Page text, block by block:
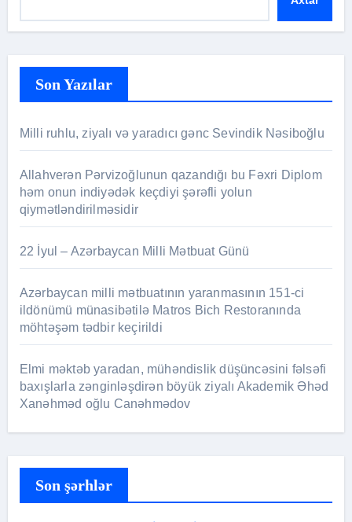
Son Yazılar
Milli ruhlu, ziyalı və yaradıcı gənc Sevindik Nəsiboğlu
Allahverən Pərvizoğlunun qazandığı bu Fəxri Diplom
həm onun indiyədək keçdiyi şərəfli yolun
qiymətləndirilməsidir
22 İyul – Azərbaycan Milli Mətbuat Günü
Azərbaycan milli mətbuatının yaranmasının 151-ci
ildönümü münasibətilə Matros Bich Restoranında
möhtəşəm tədbir keçirildi
Elmi məktəb yaradan, mühəndislik düşüncəsini fəlsəfi
baxışlarla zənginləşdirən böyük ziyalı Akademik Əhəd
Xanəhməd oğlu Canəhmədov
Son şərhlər